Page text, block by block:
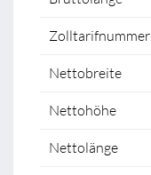
Zolltarifnummer
Nettobreite
Nettohöhe
Nettolänge